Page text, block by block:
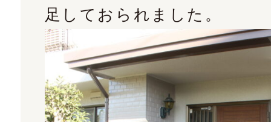
足しておられました。